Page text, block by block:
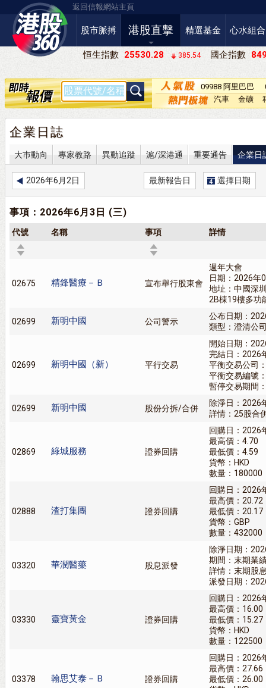
返回信報網站主頁
股市脈搏 港股直擊 精選基金 心水組合
恒生指數 25530.28 385.54 國企指數
09988 阿里巴巴
－Ｗ汽車
金礦
企業日誌
大巿動向 專家教路 異動追蹤 滬/深港通 重要通告 企業日
2026年6月2日 最新報告日 選擇日期
事項：2026年6月3日 (三)
代號 名稱 事項 詳情
02675 精鋒醫療－Ｂ 宣布舉行股東會
週年大會
日期：2026年
地址：中國深
2B棟19樓多功
02699 新明中國 公司警示
公布日期：
類型：澄清公
02699 新明中國（新） 平行交易
開始日期：
完結日：2026
平衡交易公司
平衡交易編號
暫停交易期間
02699 新明中國 股份分拆/合併
除淨日：2026
詳情：25股合
02869 綠城服務 證券回購
回購日：2026
最高價：4.70
最低價：4.59
貨幣：HKD
數量：180000
02888 渣打集團 證券回購
回購日：2026
最高價：20.72
最低價：20.17
貨幣：GBP
數量：432000
03320 華潤醫藥 股息派發
除淨日期：
期間：末期業
詳情：末期股
派發日期：
03330 靈寶黃金 證券回購
回購日：2026
最高價：16.00
最低價：15.27
貨幣：HKD
數量：122500
03378 翰思艾泰－Ｂ 證券回購
回購日：2026
最高價：27.66
最低價：26.00